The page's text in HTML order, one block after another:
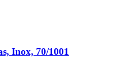
Inox, 70/1001